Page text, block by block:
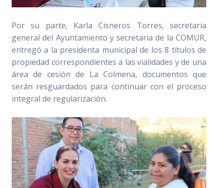
Por su parte, Karla Cisneros Torres, secretaria
general del Ayuntamiento y secretaria de la COMUR,
entregó a la presidenta municipal de los 8 títulos de
propiedad correspondientes a las vialidades y de una
área de cesión de La Colmena, documentos que
serán resguardados para continuar con el proceso
integral de regularización.